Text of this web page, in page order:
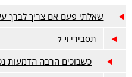
שאלתי פעם אם צריך לברך
תסבירי זיויק
כשבוכים הרבה הדמעות